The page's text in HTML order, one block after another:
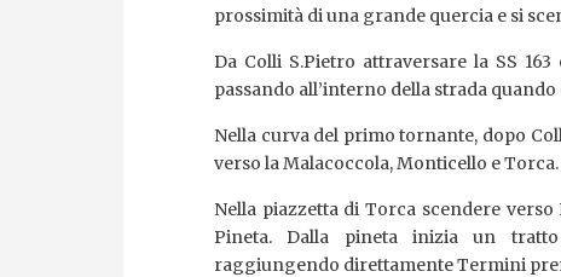
prossimità di una grande quercia e si
Da Colli S.Pietro attraversare la SS
passando all’interno della strada quando
Nella curva del primo tornante, dopo
verso la Malacoccola, Monticello e Torca.
Nella piazzetta di Torca scendere
Pineta. Dalla pineta inizia un
raggiungendo direttamente Termini